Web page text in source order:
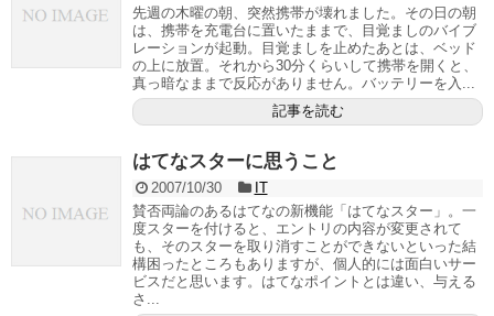
先週の木曜の朝、突然携帯が壊れました。その日の朝
は、携帯を充電台に置いたままで、目覚ましのバイブ
レーションが起動。目覚ましを止めたあとは、ベッド
の上に放置。それから30分くらいして携帯を開くと、
真っ暗なままで反応がありません。バッテリーを入...
記事を読む
はてなスターに思うこと
2007/10/30
IT
賛否両論のあるはてなの新機能「はてなスター」。一
度スターを付けると、エントリの内容が変更されて
も、そのスターを取り消すことができないといった結
構困ったところもありますが、個人的には面白いサー
ビスだと思います。はてなポイントとは違い、与える
さ...